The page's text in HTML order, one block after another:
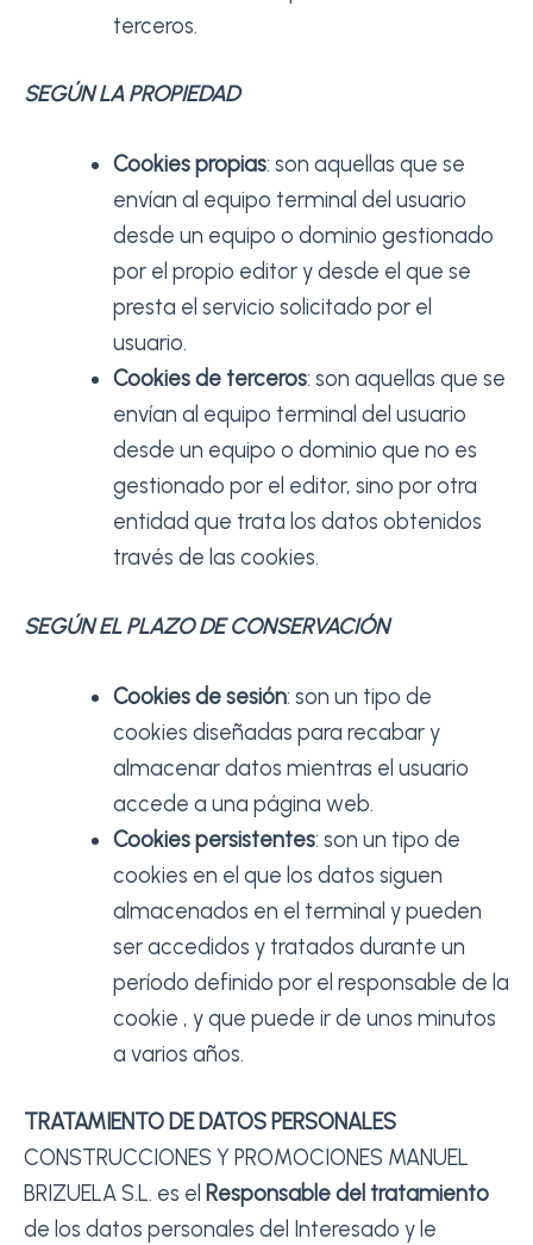
terceros.
SEGÚN LA PROPIEDAD
Cookies propias: son aquellas que se
envían al equipo terminal del usuario
desde un equipo o dominio gestionado
por el propio editor y desde el que se
presta el servicio solicitado por el
usuario.
Cookies de terceros: son aquellas que se
envían al equipo terminal del usuario
desde un equipo o dominio que no es
gestionado por el editor, sino por otra
entidad que trata los datos obtenidos
través de las cookies.
SEGÚN EL PLAZO DE CONSERVACIÓN
Cookies de sesión: son un tipo de
cookies diseñadas para recabar y
almacenar datos mientras el usuario
accede a una página web.
Cookies persistentes: son un tipo de
cookies en el que los datos siguen
almacenados en el terminal y pueden
ser accedidos y tratados durante un
período definido por el responsable de la
cookie , y que puede ir de unos minutos
a varios años.
TRATAMIENTO DE DATOS PERSONALES
CONSTRUCCIONES Y PROMOCIONES MANUEL
BRIZUELA S.L. es el Responsable del tratamiento
de los datos personales del Interesado y le